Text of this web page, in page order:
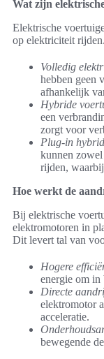
Wat zijn
Elektrische
op elektriciteit
Volledig
hebben geen
afhankelijk
Hybride
een
zorgt voor
Plug-in
kunnen
rijden,
Hoe werkt de
Bij elektrische
elektromotoren in
Dit levert tal van
Hogere
energie om in
Directe
elektromotor
acceleratie.
bewegende